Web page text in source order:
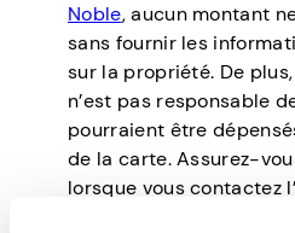
Noble, aucun montant
sans fournir les
sur la propriété. De
n’est pas responsable
pourraient être
de la carte. Assurez-
lorsque vous contactez